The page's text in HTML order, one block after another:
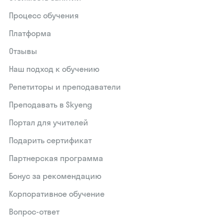
Процесс обучения
Платформа
Отзывы
Наш подход к обучению
Репетиторы и преподаватели
Преподавать в Skyeng
Портал для учителей
Подарить сертификат
Партнерская программа
Бонус за рекомендацию
Корпоративное обучение
Вопрос-ответ